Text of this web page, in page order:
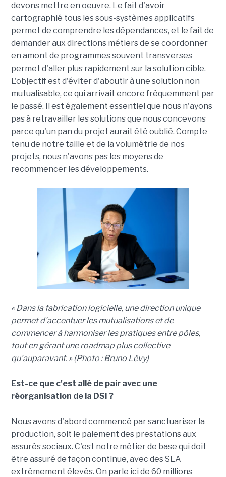
devons mettre en oeuvre. Le fait d'avoir
cartographié tous les sous-systèmes applicatifs
permet de comprendre les dépendances, et le fait de
demander aux directions métiers de se coordonner
en amont de programmes souvent transverses
permet d'aller plus rapidement sur la solution cible.
L'objectif est d'éviter d'aboutir à une solution non
mutualisable, ce qui arrivait encore fréquemment par
le passé. Il est également essentiel que nous n'ayons
pas à retravailler les solutions que nous concevons
parce qu'un pan du projet aurait été oublié. Compte
tenu de notre taille et de la volumétrie de nos
projets, nous n'avons pas les moyens de
recommencer les développements.
« Dans la fabrication logicielle, une direction unique
permet d'accentuer les mutualisations et de
commencer à harmoniser les pratiques entre pôles,
tout en gérant une roadmap plus collective
qu'auparavant. » (Photo : Bruno Lévy)
Est-ce que c'est allé de pair avec une
réorganisation de la DSI ?
Nous avons d'abord commencé par sanctuariser la
production, soit le paiement des prestations aux
assurés sociaux. C'est notre métier de base qui doit
être assuré de façon continue, avec des SLA
extrêmement élevés. On parle ici de 60 millions